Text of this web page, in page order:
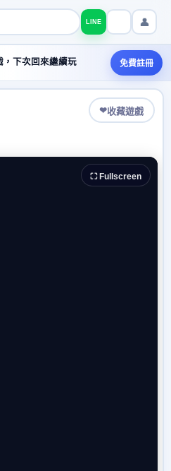
LINE 👤
下次回來繼續玩 免費註冊
❤收藏遊戲
⛶ Fullscreen